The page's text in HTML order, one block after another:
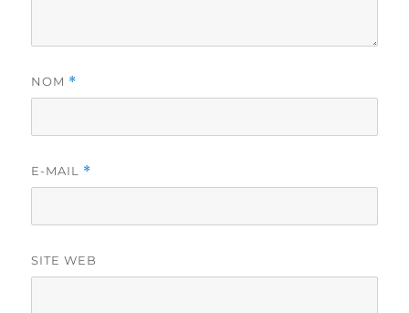
NOM *
E-MAIL *
SITE WEB